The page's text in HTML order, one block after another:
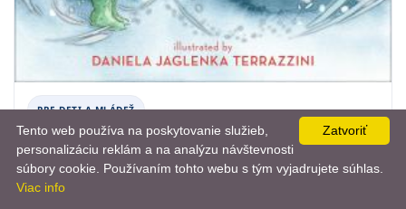
PRE DETI A MLÁDEŽ
Where Snow Angels Go
Maggie O'Farrell
📨
Zatvoriť
Tento web používa na poskytovanie služieb,
personalizáciu reklám a na analýzu návštevnosti
súbory cookie. Používaním tohto webu s tým vyjadrujete súhlas.
Viac info